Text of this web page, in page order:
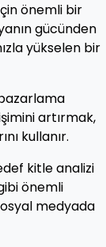
önemli bir
gücünden
yükselen bir
artırmak,
kullanır.
kitle analizi
önemli
medyada